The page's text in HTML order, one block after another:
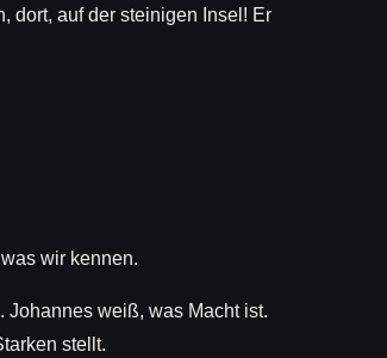
dort, auf der steinigen Insel! Er
wir kennen.
weiß, was Macht ist.
stellt.